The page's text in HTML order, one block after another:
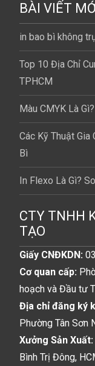
BÀI VIẾT
in bao bì không
Top 10 Địa Chỉ
TPHCM
Màu CMYK Là
Các Kỹ Thuật Gia
Bì
In Flexo Là Gì?
CTY TNHH
TẠO
Giấy CNĐKDN:
Cơ quan cấp:
hoạch và Đầu tư
Địa chỉ đăng ký
Phường Tân Sơn
Xưởng Sản Xuất:
Bình Trị Đông,